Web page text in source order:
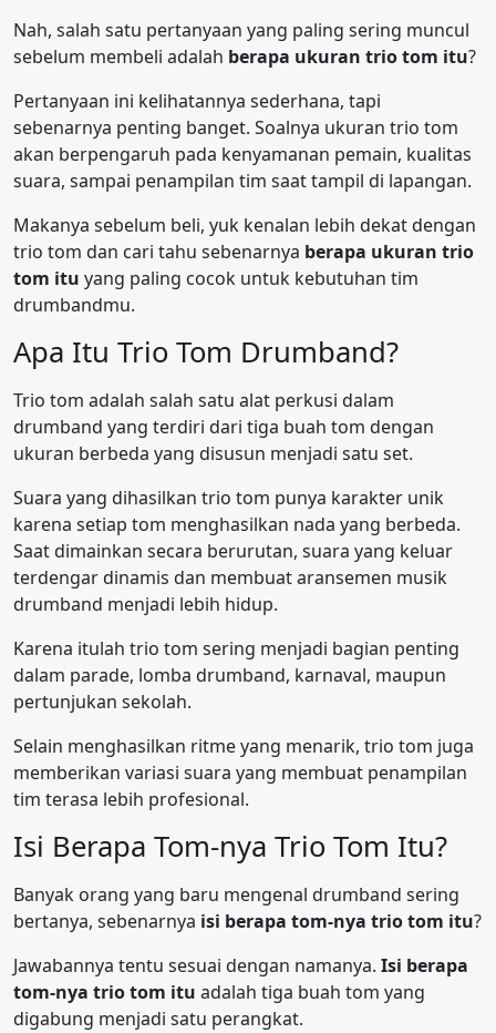
Nah, salah satu pertanyaan yang paling sering muncul
sebelum membeli adalah berapa ukuran trio tom itu?
Pertanyaan ini kelihatannya sederhana, tapi
sebenarnya penting banget. Soalnya ukuran trio tom
akan berpengaruh pada kenyamanan pemain, kualitas
suara, sampai penampilan tim saat tampil di lapangan.
Makanya sebelum beli, yuk kenalan lebih dekat dengan
trio tom dan cari tahu sebenarnya berapa ukuran trio
tom itu yang paling cocok untuk kebutuhan tim
drumbandmu.
Apa Itu Trio Tom Drumband?
Trio tom adalah salah satu alat perkusi dalam
drumband yang terdiri dari tiga buah tom dengan
ukuran berbeda yang disusun menjadi satu set.
Suara yang dihasilkan trio tom punya karakter unik
karena setiap tom menghasilkan nada yang berbeda.
Saat dimainkan secara berurutan, suara yang keluar
terdengar dinamis dan membuat aransemen musik
drumband menjadi lebih hidup.
Karena itulah trio tom sering menjadi bagian penting
dalam parade, lomba drumband, karnaval, maupun
pertunjukan sekolah.
Selain menghasilkan ritme yang menarik, trio tom juga
memberikan variasi suara yang membuat penampilan
tim terasa lebih profesional.
Isi Berapa Tom-nya Trio Tom Itu?
Banyak orang yang baru mengenal drumband sering
bertanya, sebenarnya isi berapa tom-nya trio tom itu?
Jawabannya tentu sesuai dengan namanya. Isi berapa
tom-nya trio tom itu adalah tiga buah tom yang
digabung menjadi satu perangkat.